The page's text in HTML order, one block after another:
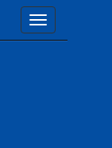
Toggle